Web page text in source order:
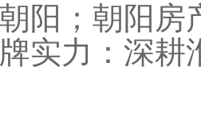
阳；朝阳房
实力：深耕